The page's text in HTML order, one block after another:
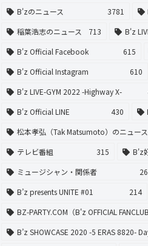
B'zのニュース 3781
稲葉浩志のニュース
713 B'z
B'z Official Facebook
615
B'z Official Instagram
610
B'z LIVE-GYM 2022 -Highway X-
B'z Official LINE
430
松本孝弘（Tak Matsumoto）のニュース
テレビ番組
315 B'z
ミュージシャン・関係者
B’z presents UNITE #01
214
BZ-PARTY.COM（B'z OFFICIAL FANCLUB
B’z SHOWCASE 2020 -5 ERAS 8820-